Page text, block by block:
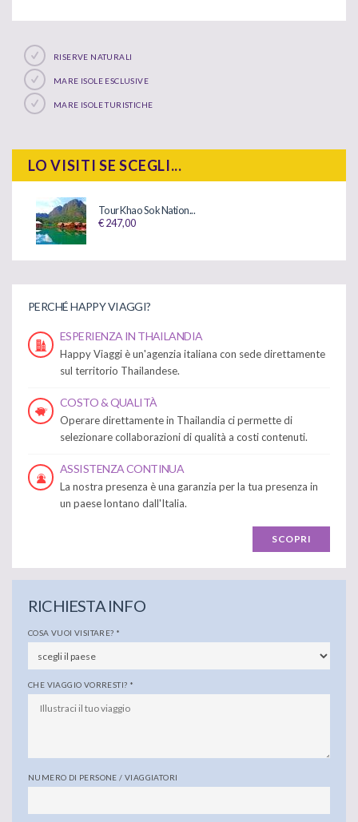
RISERVE NATURALI
MARE ISOLE ESCLUSIVE
MARE ISOLE TURISTICHE
LO VISITI SE SCEGLI...
Tour Khao Sok Nation...
€ 247,00
PERCHÉ HAPPY VIAGGI?
ESPERIENZA IN THAILANDIA
Happy Viaggi è un'agenzia italiana con sede direttamente
sul territorio Thailandese.
COSTO & QUALITÀ
Operare direttamente in Thailandia ci permette di
selezionare collaborazioni di qualità a costi contenuti.
ASSISTENZA CONTINUA
La nostra presenza è una garanzia per la tua presenza in
un paese lontano dall'Italia.
SCOPRI
RICHIESTA INFO
COSA VUOI VISITARE? *
CHE VIAGGIO VORRESTI? *
NUMERO DI PERSONE / VIAGGIATORI